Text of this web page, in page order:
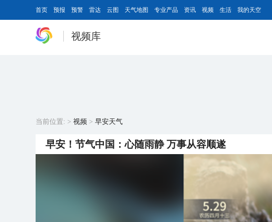
首页 预报 预警 雷达 云图 天气地图 专业产品 资讯 视频 生活 我的天空
视频库
当前位置: > 视频 > 早安天气
早安！节气中国：心随雨静 万事从容顺遂